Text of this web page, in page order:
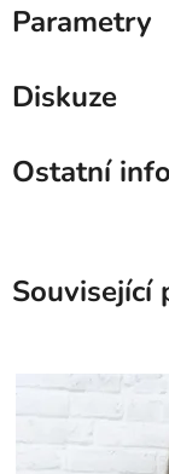
Parametry
Diskuze
Ostatní
Související